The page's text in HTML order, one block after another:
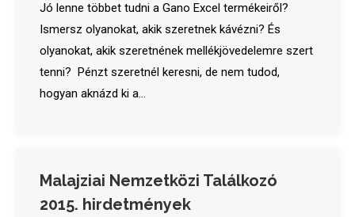
Jó lenne többet tudni a Gano Excel termékeiről?
Ismersz olyanokat, akik szeretnek kávézni? És
olyanokat, akik szeretnének mellékjövedelemre szert
tenni? Pénzt szeretnél keresni, de nem tudod,
hogyan aknázd ki a…
Malajziai Nemzetközi Találkozó
2015. hirdetmények